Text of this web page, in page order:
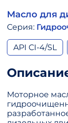
Масло для
Серия:
API CI-4/SL
Моторное